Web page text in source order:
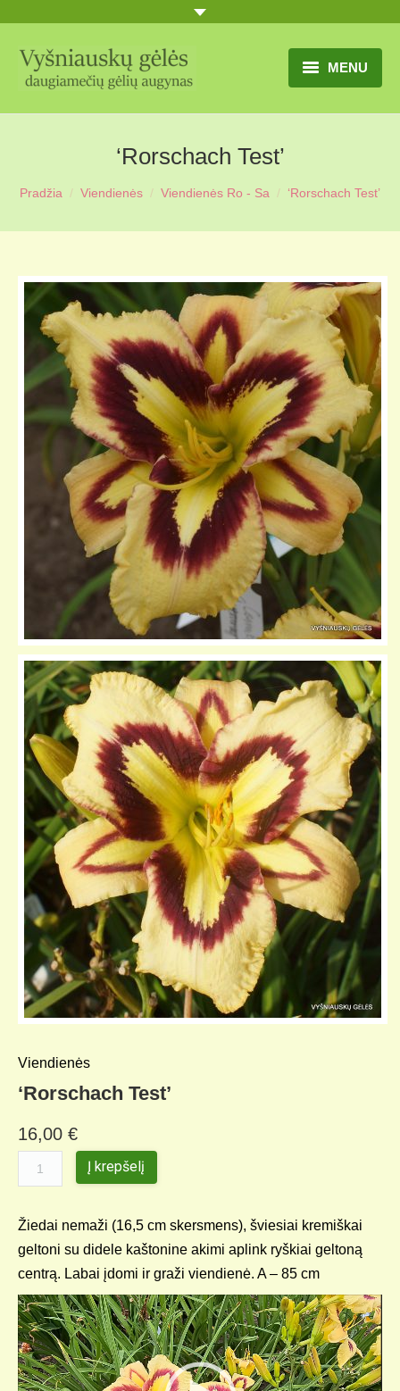
MENU
TITULINIS
GĖLIŲ KATALOGAS
PRANEŠIMAI
KONTAKTAI
APIE MUS
MŪSŲ SODYBA
MŪSŲ AUGYNAS
KELIONIŲ GALERIJA
‘Rorschach Test’
Pradžia Viendienės Viendienės Ro - Sa ‘Rorschach Test’
Viendienės
‘Rorschach Test’
16,00 €
Į krepšelį
Žiedai nemaži (16,5 cm skersmens), šviesiai kremiškai
geltoni su didele kaštonine akimi aplink ryškiai geltoną
centrą. Labai įdomi ir graži viendienė. A – 85 cm
Video
grotuvas